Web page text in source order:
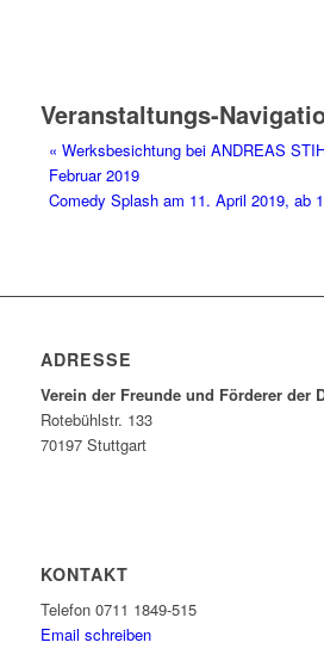
Veranstaltungs-
« Werksbesichtung bei ANDREAS
Februar 2019
Comedy Splash am 11. April 2019, ab
ADRESSE
Verein der Freunde und Förderer der
Rotebühlstr. 133
70197 Stuttgart
KONTAKT
Telefon 0711 1849-515
Email schreiben